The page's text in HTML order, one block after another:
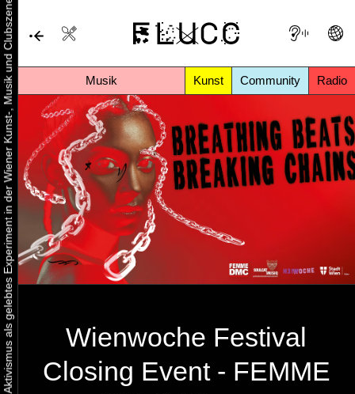
Musik Kunst Community Radio
Urbaner Aktivismus als gelebtes Experiment in der Wiener Kunst-, Musik und Clubszene
Wienwoche Festival
Closing Event - FEMME